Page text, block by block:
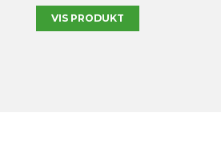
VIS PRODUKT